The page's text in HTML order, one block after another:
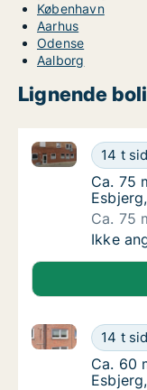
København
Aarhus
Odense
Aalborg
Lignende
Ca. 75
14 t
Ca. 75 m2
Ca. 75
Ca. 75
Ca. 75
Ca. 75
Ikke
Ca. 60
14 t
Ca. 60 m2
Ca. 60
Ca. 60